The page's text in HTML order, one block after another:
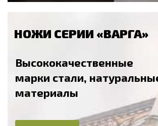
НОЖИ СЕРИИ «ВАРГА»
Высококачественные
марки стали,
материалы